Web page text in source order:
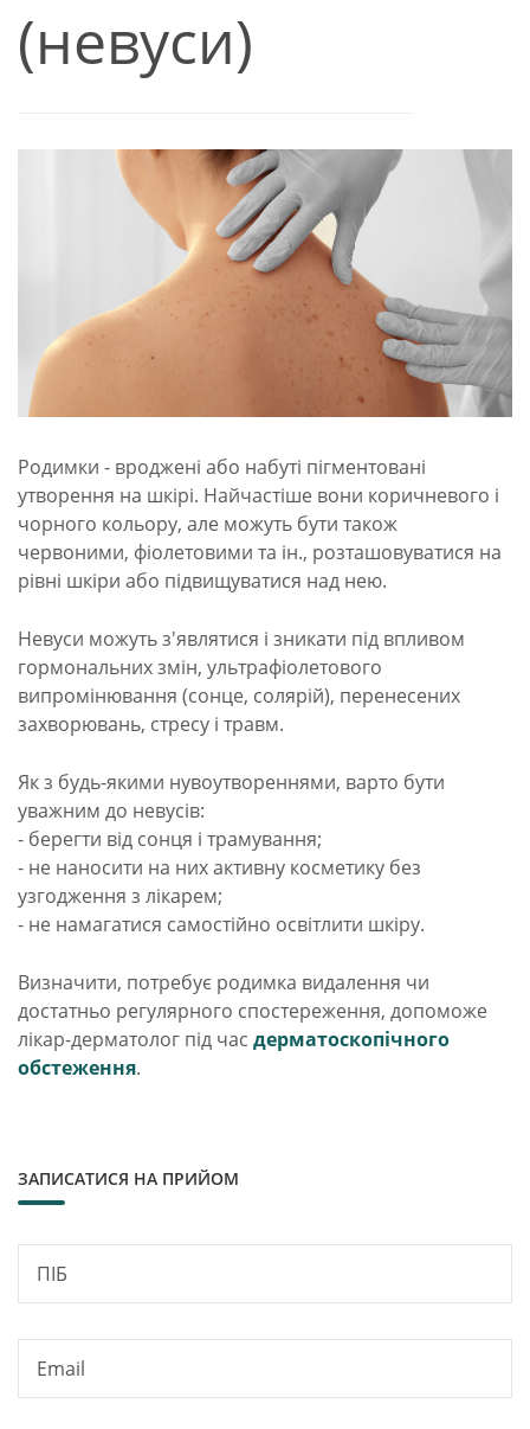
(невуси)
Родимки - вроджені або набуті пігментовані
утворення на шкірі. Найчастіше вони коричневого і
чорного кольору, але можуть бути також
червоними, фіолетовими та ін., розташовуватися на
рівні шкіри або підвищуватися над нею.
Невуси можуть з'являтися і зникати під впливом
гормональних змін, ультрафіолетового
випромінювання (сонце, солярій), перенесених
захворювань, стресу і травм.
Як з будь-якими нувоутвореннями, варто бути
уважним до невусів:
- берегти від сонця і трамування;
- не наносити на них активну косметику без
узгодження з лікарем;
- не намагатися самостійно освітлити шкіру.
Визначити, потребує родимка видалення чи
достатньо регулярного спостереження, допоможе
лікар-дерматолог під час дерматоскопічного
обстеження.
ЗАПИСАТИСЯ НА ПРИЙОМ